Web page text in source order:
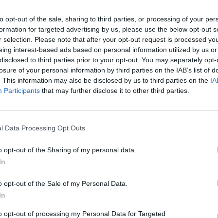
opt-out of the sale, sharing to third parties, or processing of your
for targeted advertising by us, please use the below opt-out
selection. Please note that after your opt-out request is processed
interest-based ads based on personal information utilized by us
to third parties prior to your opt-out. You may separately
of your personal information by third parties on the IAB’s list of
This information may also be disclosed by us to third parties on the
Participants that may further disclose it to other third parties.
Data Processing Opt Outs
opt-out of the Sharing of my personal data.
opt-out of the Sale of my Personal Data.
opt-out of processing my Personal Data for Targeted
Επιτροπήςτης διερεύνησης της
επικοινωνιών του προέδρου του ΠΑΣΟΚ-
από την ΕΥΠ ή και από άλλα φυσικά ή
παγίδευσης του κινητού του με το
χρήση αυτού στην επικράτεια και την
κ. Κυριάκου Μητσοτάκη και κάθε
προσώπου».